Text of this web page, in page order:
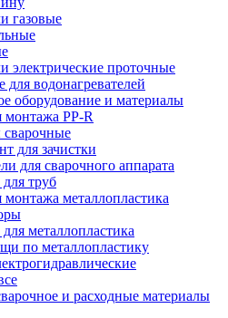
газовые
электрические проточные
водонагревателей
оборудование и материалы
монтажа PP-R
для зачистки
для сварочного аппарата
труб
металлопластика
металлопластика
по металлопластику
и расходные материалы